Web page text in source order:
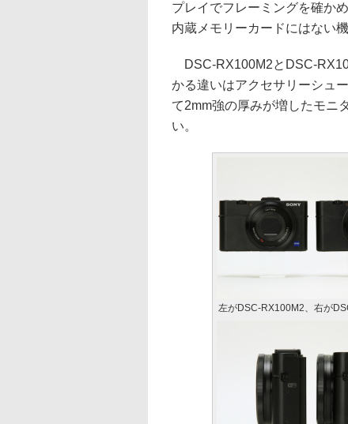
プレイでフレーミングを確か
内蔵メモリーカードにはない機
DSC-RX100M2とDSC-
かる違いはアクセサリーシュ
て2mm強の厚みが増したモニ
い。
左がDSC-RX100M2、右が